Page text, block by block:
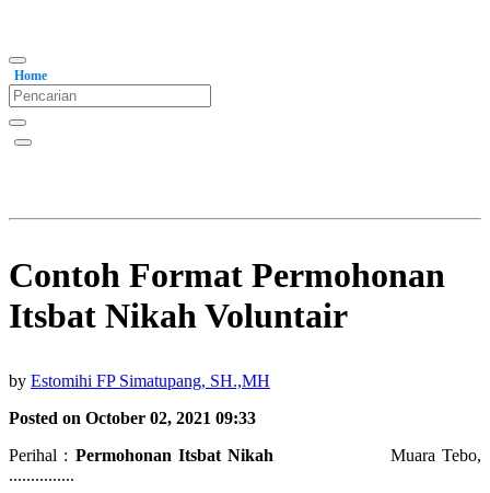
Home
Contoh Format Permohonan
Itsbat Nikah Voluntair
by Estomihi FP Simatupang, SH.,MH
Posted on October 02, 2021 09:33
Perihal : Permohonan Itsbat Nikah
Muara Tebo,
...............